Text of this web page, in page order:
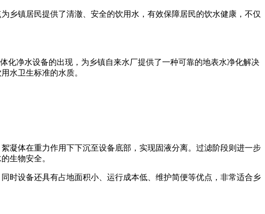
乡镇居民提供了清澈、安全的饮用水，有效保障居民的饮水健康，不仅
化净水设备的出现，为乡镇自来水厂提供了一种可靠的地表水净化解决
水卫生标准的水质。
凝体在重力作用下下沉至设备底部，实现固液分离。过滤阶段则进一步
生物安全。
时设备还具有占地面积小、运行成本低、维护简便等优点，非常适合乡